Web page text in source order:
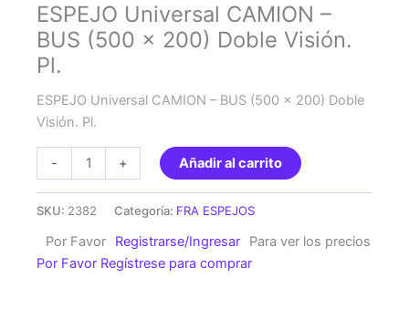
ESPEJO Universal CAMION –
BUS (500 x 200) Doble Visión.
Pl.
ESPEJO Universal CAMION – BUS (500 x 200) Doble
Visión. Pl.
-
Universal
BUS
(500
+ Añadir al carrito
SKU: 2382 Categoría: FRA ESPEJOS
Por Favor Registrarse/Ingresar
Para ver los precios
Por Favor Regístrese para comprar